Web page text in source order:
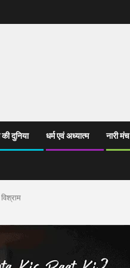
दुनिया धर्म एवं अध्यात्म नारी मंच